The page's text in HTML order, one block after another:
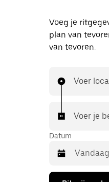
Voeg je
plan van
van tevoren.
Voer
Voer je
Datum
Druk